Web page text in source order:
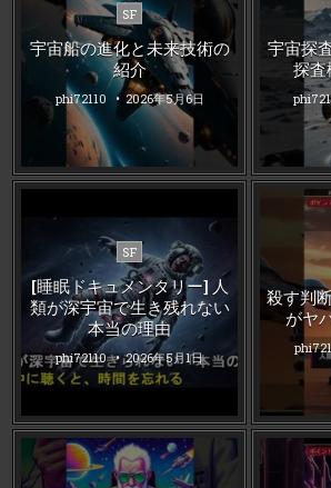
Posted
in
SF
宇宙船の進化と未来技術の
紹介
phi72110 2026年5月6日
宇宙探
探査
Posted
in
SF
[睡眠ドキュメンタリー] 人
類が深宇宙で生き残れない
本当の理由
phi72110 2026年5月1日
殺す判
がヤ